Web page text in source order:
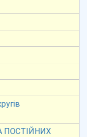
ПОСТІЙНИХ